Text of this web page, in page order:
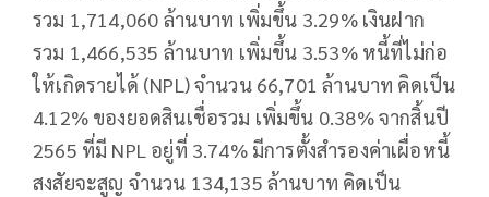
รวม 1,714,060 ล้านบาท เพิ่มขึ้น 3.29% เงินฝาก
รวม 1,466,535 ล้านบาท เพิ่มขึ้น 3.53% หนี้ที่ไม่ก่อ
ให้เกิดรายได้ (NPL) จำนวน 66,701 ล้านบาท คิดเป็น
4.12% ของยอดสินเชื่อรวม เพิ่มขึ้น 0.38% จากสิ้นปี
2565 ที่มี NPL อยู่ที่ 3.74% มีการตั้งสำรองค่าเผื่อหนี้
สงสัยจะสูญ จำนวน 134,135 ล้านบาท คิดเป็น